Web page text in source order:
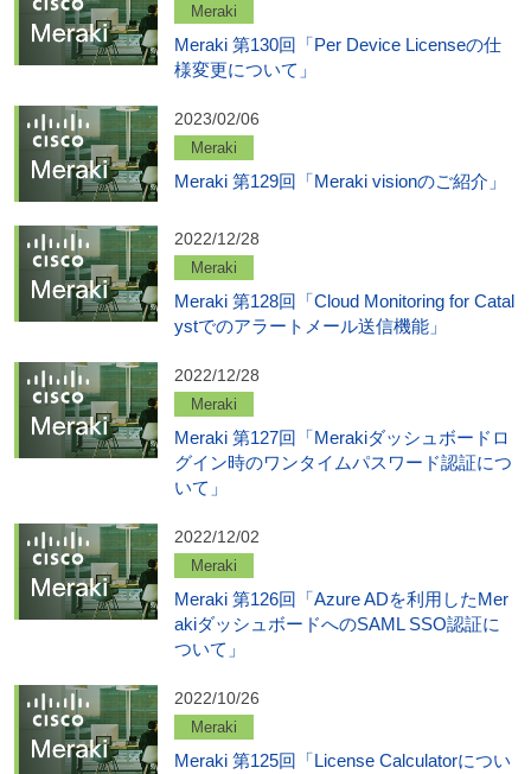
Meraki
Meraki 第130回「Per Device Licenseの仕
様変更について」
2023/02/06
Meraki
Meraki 第129回「Meraki visionのご紹介」
2022/12/28
Meraki
Meraki 第128回「Cloud Monitoring for Catal
ystでのアラートメール送信機能」
2022/12/28
Meraki
Meraki 第127回「Merakiダッシュボードロ
グイン時のワンタイムパスワード認証につ
いて」
2022/12/02
Meraki
Meraki 第126回「Azure ADを利用したMer
akiダッシュボードへのSAML SSO認証に
ついて」
2022/10/26
Meraki
Meraki 第125回「License Calculatorについ